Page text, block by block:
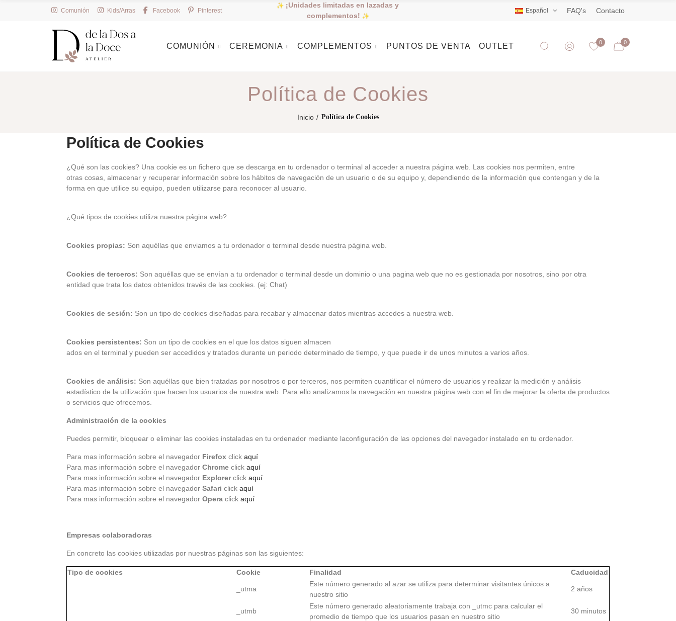
Comunión Kids/Arras Facebook Pinterest
¡Unidades limitadas en lazadas y
complementos!
Español FAQ's Contacto
COMUNIÓN CEREMONIA COMPLEMENTOS PUNTOS DE VENTA OUTLET 0 0
Política de Cookies
Inicio Política de Cookies
Política de Cookies
¿Qué son las cookies? Una cookie es un fichero que se descarga en tu ordenador o terminal al acceder a nuestra página web. Las cookies nos permiten, entre
otras cosas, almacenar y recuperar información sobre los hábitos de navegación de un usuario o de su equipo y, dependiendo de la información que contengan y de la
forma en que utilice su equipo, pueden utilizarse para reconocer al usuario.
¿Qué tipos de cookies utiliza nuestra página web?
Cookies propias: Son aquéllas que enviamos a tu ordenador o terminal desde nuestra página web.
Cookies de terceros: Son aquéllas que se envían a tu ordenador o terminal desde un dominio o una pagina web que no es gestionada por nosotros, sino por otra
entidad que trata los datos obtenidos través de las cookies. (ej: Chat)
Cookies de sesión: Son un tipo de cookies diseñadas para recabar y almacenar datos mientras accedes a nuestra web.
Cookies persistentes: Son un tipo de cookies en el que los datos siguen almacen
ados en el terminal y pueden ser accedidos y tratados durante un periodo determinado de tiempo, y que puede ir de unos minutos a varios años.
Cookies de análisis: Son aquéllas que bien tratadas por nosotros o por terceros, nos permiten cuantificar el número de usuarios y realizar la medición y análisis
estadístico de la utilización que hacen los usuarios de nuestra web. Para ello analizamos la navegación en nuestra página web con el fin de mejorar la oferta de productos
o servicios que ofrecemos.
Administración de la cookies
Puedes permitir, bloquear o eliminar las cookies instaladas en tu ordenador mediante laconfiguración de las opciones del navegador instalado en tu ordenador.
Para mas información sobre el navegador Firefox click aquí
Para mas información sobre el navegador Chrome click aquí
Para mas información sobre el navegador Explorerclick aquí
Para mas información sobre el navegador Safari click aquí
Para mas información sobre el navegador Opera click aquí
Empresas colaboradoras
En concreto las cookies utilizadas por nuestras páginas son las siguientes:
Tipo de cookies Cookie Finalidad Caducidad
_utma
Este número generado al azar se utiliza para determinar visitantes únicos a
nuestro sitio
2 años
_utmb
Este número generado aleatoriamente trabaja con _utmc para calcular el
promedio de tiempo que los usuarios pasan en nuestro sitio
30 minutos